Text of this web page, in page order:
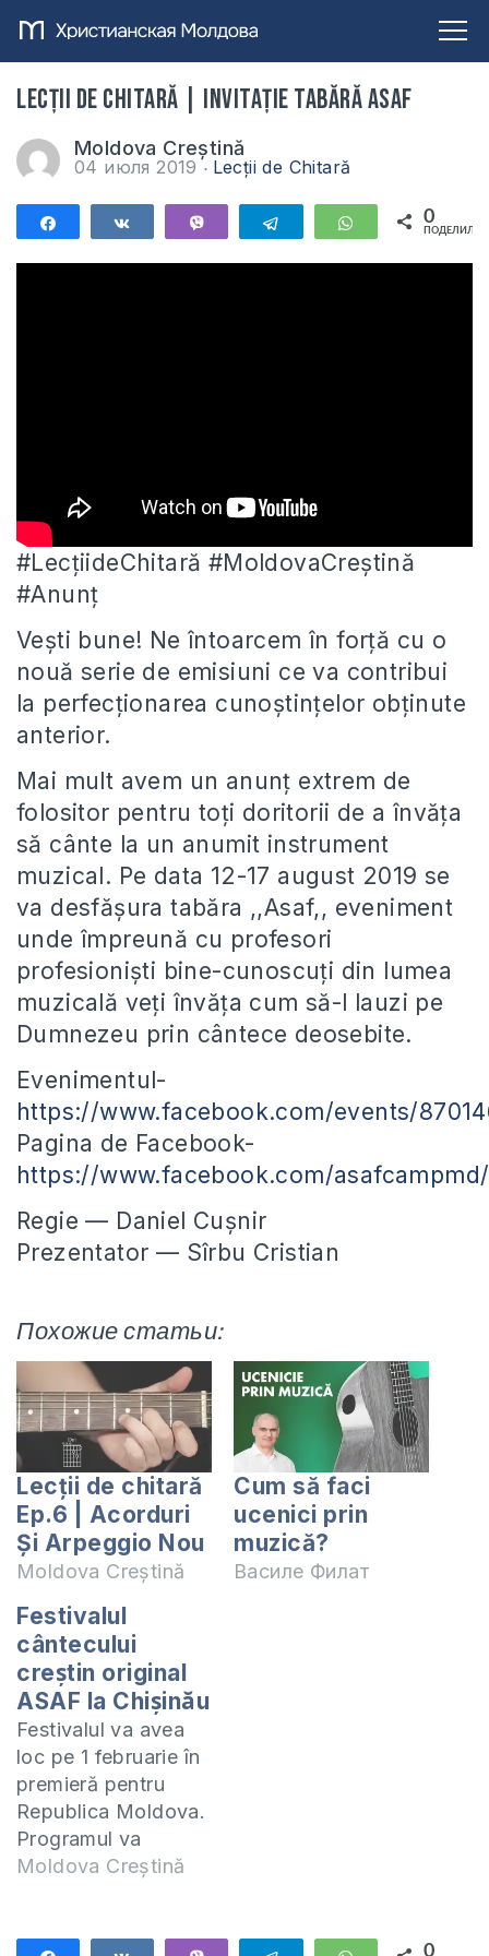
Lecții de Chitară | Invitație Tabără Asaf
Moldova Creștină
04 июля 2019 Lecții de Chitară
ПоделитьсяПоделиться Telegram WhatsApp
0
#LecțiideChitară #MoldovaCreștină
#Anunț
Vești bune! Ne întoarcem în forță cu o
nouă serie de emisiuni ce va contribui
la perfecționarea cunoștințelor obținute
anterior.
Mai mult avem un anunț extrem de
folositor pentru toți doritorii de a învăța
să cânte la un anumit instrument
muzical. Pe data 12-17 august 2019 se
va desfășura tabăra ,,Asaf,, eveniment
unde împreună cu profesori
profesioniști bine-cunoscuți din lumea
muzicală veți învăța cum să-l lauzi pe
Dumnezeu prin cântece deosebite.
Evenimentul-
https://www.facebook.com/events/
Pagina de Facebook-
https://www.facebook.com/asafcampmd/
Regie — Daniel Cușnir
Prezentator — Sîrbu Cristian
Похожие статьи:
Lecții de chitară
Ep.6 | Acorduri
Și Arpeggio Nou
Moldova Creștină
Cum să faci
ucenici prin
muzică?
Василе Филат
Festivalul
cântecului
creștin original
ASAF la Chișinău
Festivalul va avea
loc pe 1 februarie în
premieră pentru
Republica Moldova.
Programul va
cuprinde seminare,
putea auzi doar
Moldova Creștină